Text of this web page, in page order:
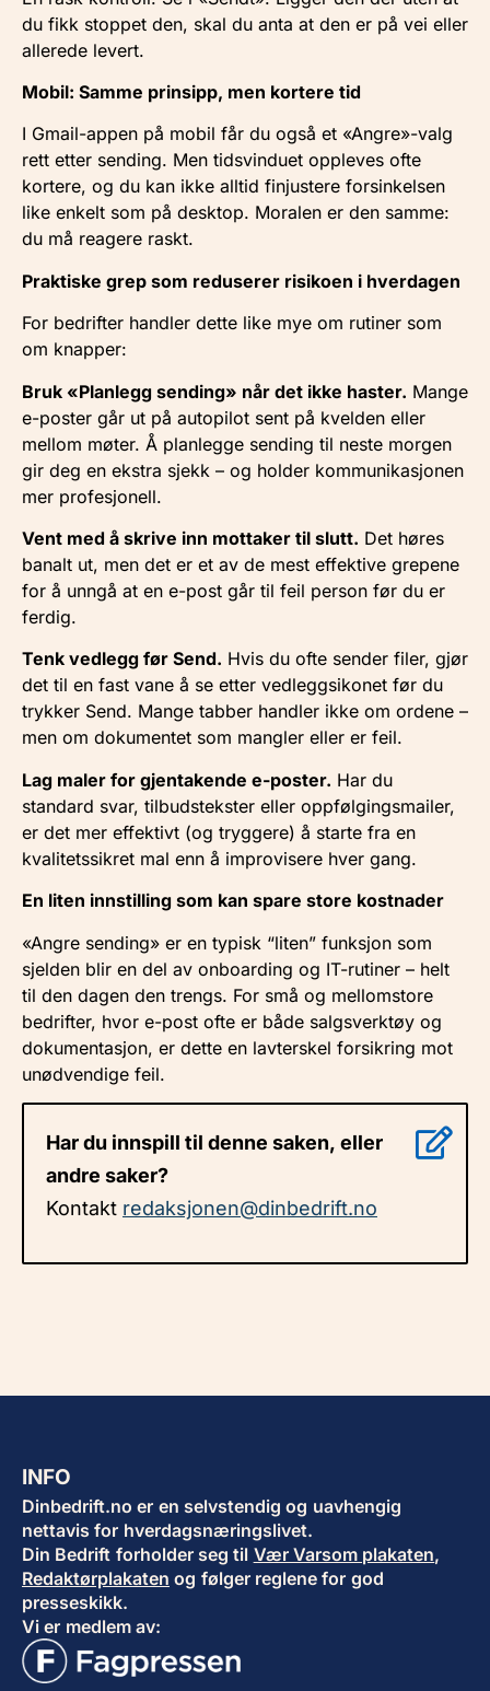
du fikk stoppet den, skal du anta at den er på vei eller
allerede levert.
Mobil: Samme prinsipp, men kortere tid
I Gmail-appen på mobil får du også et «Angre»-valg
rett etter sending. Men tidsvinduet oppleves ofte
kortere, og du kan ikke alltid finjustere forsinkelsen
like enkelt som på desktop. Moralen er den samme:
du må reagere raskt.
Praktiske grep som reduserer risikoen i hverdagen
For bedrifter handler dette like mye om rutiner som
om knapper:
Bruk «Planlegg sending» når det ikke haster. Mange
e-poster går ut på autopilot sent på kvelden eller
mellom møter. Å planlegge sending til neste morgen
gir deg en ekstra sjekk – og holder kommunikasjonen
mer profesjonell.
Vent med å skrive inn mottaker til slutt. Det høres
banalt ut, men det er et av de mest effektive grepene
for å unngå at en e-post går til feil person før du er
ferdig.
Tenk vedlegg før Send. Hvis du ofte sender filer, gjør
det til en fast vane å se etter vedleggsikonet før du
trykker Send. Mange tabber handler ikke om ordene –
men om dokumentet som mangler eller er feil.
Lag maler for gjentakende e-poster. Har du
standard svar, tilbudstekster eller oppfølgingsmailer,
er det mer effektivt (og tryggere) å starte fra en
kvalitetssikret mal enn å improvisere hver gang.
En liten innstilling som kan spare store kostnader
«Angre sending» er en typisk “liten” funksjon som
sjelden blir en del av onboarding og IT-rutiner – helt
til den dagen den trengs. For små og mellomstore
bedrifter, hvor e-post ofte er både salgsverktøy og
dokumentasjon, er dette en lavterskel forsikring mot
unødvendige feil.
Har du innspill til denne saken, eller
andre saker?
Kontakt redaksjonen@dinbedrift.no
INFO
Dinbedrift.no er en selvstendig og uavhengig
nettavis for hverdagsnæringslivet.
Din Bedrift forholder seg til Vær Varsom plakaten,
Redaktørplakaten og følger reglene for god
presseskikk.
Vi er medlem av: